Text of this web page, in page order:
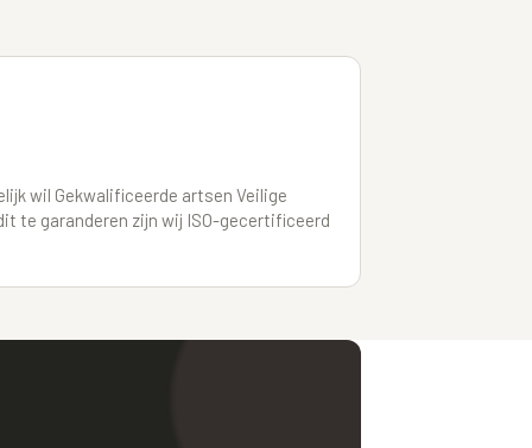
wil Gekwalificeerde artsen Veilige
te garanderen zijn wij ISO-gecertificeerd